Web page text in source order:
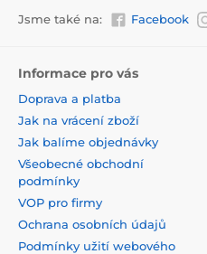
Jsme také na: Facebook
Informace pro vás
Doprava a platba
Jak na vrácení zboží
Jak balíme objednávky
Všeobecné obchodní
podmínky
VOP pro firmy
Ochrana osobních údajů
Podmínky užití webového